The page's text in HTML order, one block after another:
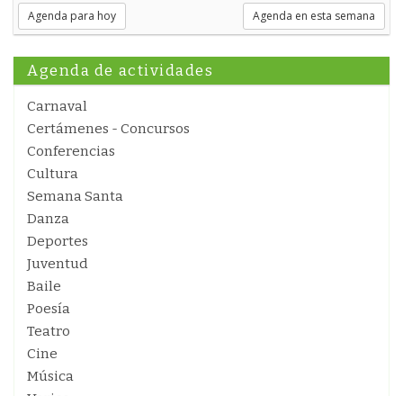
Agenda para hoy Agenda en esta semana
Agenda de actividades
Carnaval
Certámenes - Concursos
Conferencias
Cultura
Semana Santa
Danza
Deportes
Juventud
Baile
Poesía
Teatro
Cine
Música